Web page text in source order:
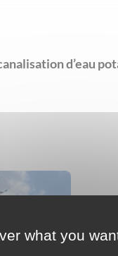
d’eau
et
what you